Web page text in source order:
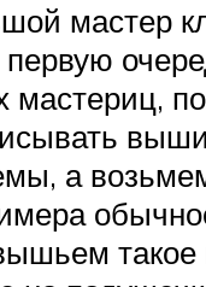
мастер
первую
мастериц,
а